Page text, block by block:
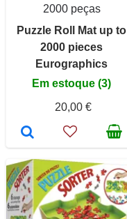
2000 peças
Puzzle Roll Mat up to
2000 pieces
Eurographics
Em estoque (3)
20,00 €